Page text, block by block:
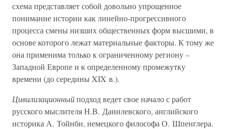
схема представляет собой довольно упрощенное
понимание истории как линейно-прогрессивного
процесса смены низших общественных форм высшими, в
основе которого лежат материальные факторы. К тому же
она применима только к ограниченному региону –
Западной Европе и к определенному промежутку
времени (до середины XIX в.).
Цивилизационныйподход ведет свое начало с работ
русского мыслителя Н.В. Данилевского, английского
историка А. Тойнби, немецкого философа О. Шпенглера.